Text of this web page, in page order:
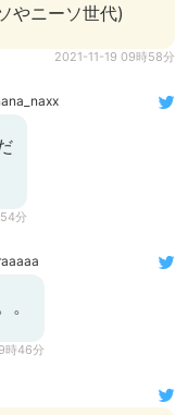
やニーソ世代)
2021-11-19 09時58分
分
時46分